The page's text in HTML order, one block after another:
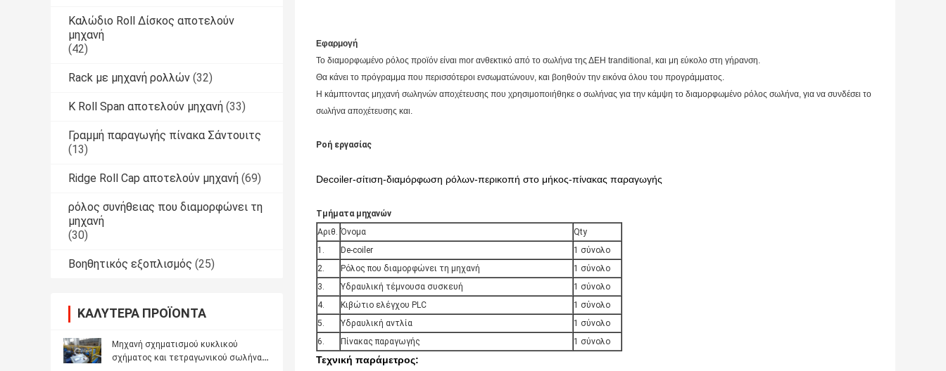
Καλώδιο Roll Δίσκος αποτελούν
μηχανή
(42)
Rack με μηχανή ρολλών (32)
Κ Roll Span αποτελούν μηχανή (33)
Γραμμή παραγωγής πίνακα Σάντουιτς
(13)
Ridge Roll Cap αποτελούν μηχανή (69)
ρόλος συνήθειας που διαμορφώνει τη
μηχανή
(30)
Βοηθητικός εξοπλισμός (25)
ΚΑΛΎΤΕΡΑ ΠΡΟΪΌΝΤΑ
Μηχανή σχηματισμού κυκλικού
σχήματος και τετραγωνικού σωλήνα
Εφαρμογή
Το διαμορφωμένο ρόλος προϊόν είναι mor ανθεκτικό από το σωλήνα της ΔΕΗ tranditional, και μη εύκολο στη γήρανση.
Θα κάνει το πρόγραμμα που περισσότεροι ενσωματώνουν, και βοηθούν την εικόνα όλου του προγράμματος.
Η κάμπτοντας μηχανή σωληνών αποχέτευσης που χρησιμοποιήθηκε ο σωλήνας για την κάμψη το διαμορφωμένο ρόλος σωλήνα, για να συνδέσει το
σωλήνα αποχέτευσης και.
Ροή εργασίας
Decoiler-σίτιση-διαμόρφωση ρόλων-περικοπή στο μήκος-πίνακας παραγωγής
Τμήματα μηχανών
Αριθ. Όνομα
Qty
1.
De-coiler
1 σύνολο
2.
Ρόλος που διαμορφώνει τη μηχανή
1 σύνολο
3.
Υδραυλική τέμνουσα συσκευή
1 σύνολο
4.
Κιβώτιο ελέγχου PLC
1 σύνολο
5.
Υδραυλική αντλία
1 σύνολο
6.
Πίνακας παραγωγής 1 σύνολο
Τεχνική παράμετρος: